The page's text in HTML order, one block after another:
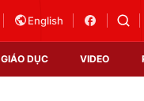
English
GIÁO DỤC VIDEO